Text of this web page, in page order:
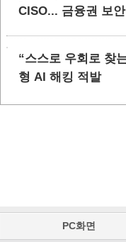
CISO... 금융권 보
“스스로 우회로 찾
형 AI 해킹 적발
PC화면